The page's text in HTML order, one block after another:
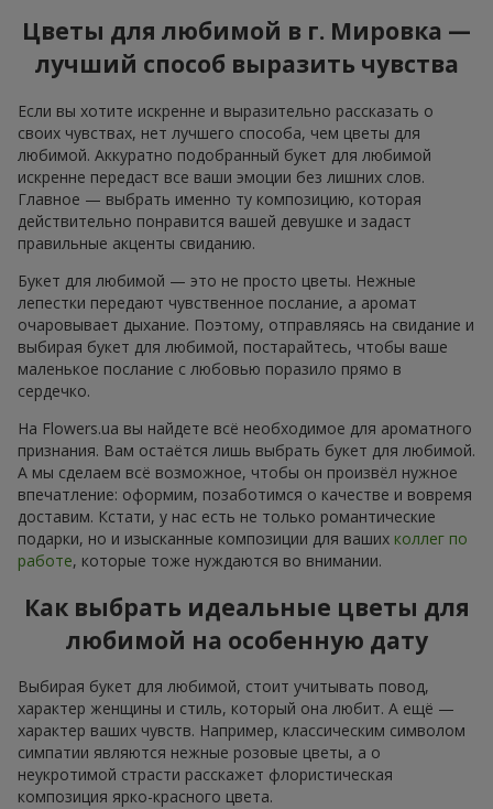
Цветы для любимой в г. Мировка —
лучший способ выразить чувства
Если вы хотите искренне и выразительно рассказать о
своих чувствах, нет лучшего способа, чем цветы для
любимой. Аккуратно подобранный букет для любимой
искренне передаст все ваши эмоции без лишних слов.
Главное — выбрать именно ту композицию, которая
действительно понравится вашей девушке и задаст
правильные акценты свиданию.
Букет для любимой — это не просто цветы. Нежные
лепестки передают чувственное послание, а аромат
очаровывает дыхание. Поэтому, отправляясь на свидание и
выбирая букет для любимой, постарайтесь, чтобы ваше
маленькое послание с любовью поразило прямо в
сердечко.
На Flowers.ua вы найдете всё необходимое для ароматного
признания. Вам остаётся лишь выбрать букет для любимой.
А мы сделаем всё возможное, чтобы он произвёл нужное
впечатление: оформим, позаботимся о качестве и вовремя
доставим. Кстати, у нас есть не только романтические
подарки, но и изысканные композиции для ваших коллег по
работе, которые тоже нуждаются во внимании.
Как выбрать идеальные цветы для
любимой на особенную дату
Выбирая букет для любимой, стоит учитывать повод,
характер женщины и стиль, который она любит. А ещё —
характер ваших чувств. Например, классическим символом
симпатии являются нежные розовые цветы, а о
неукротимой страсти расскажет флористическая
композиция ярко-красного цвета.